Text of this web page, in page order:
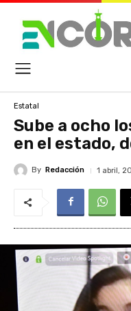
Estatal
Sube a ocho
en el estado,
By Redacción 1 abril,